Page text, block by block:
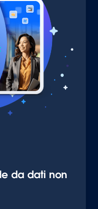
da dati non